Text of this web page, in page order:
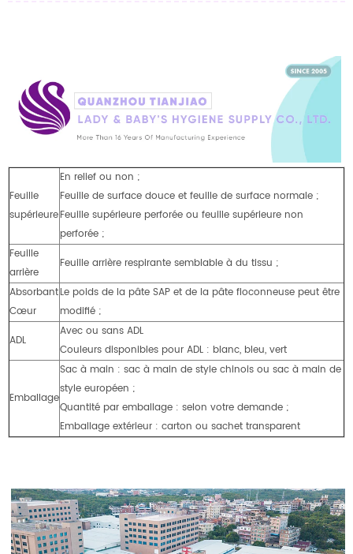
Feuille
supérieure
En relief ou non ;
Feuille de surface douce et feuille de surface normale ;
Feuille supérieure perforée ou feuille supérieure non
perforée ;
Feuille
arrière
Feuille arrière respirante semblable à du tissu ;
Absorbant
Cœur
Le poids de la pâte SAP et de la pâte floconneuse peut être
modifié ;
ADL
Avec ou sans ADL
Couleurs disponibles pour ADL : blanc, bleu, vert
Emballage
Sac à main : sac à main de style chinois ou sac à main de
style européen ;
Quantité par emballage : selon votre demande ;
Emballage extérieur : carton ou sachet transparent